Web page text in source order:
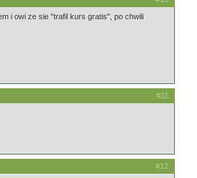
i owi ze sie "trafil kurs gratis", po chwili
#11
#12